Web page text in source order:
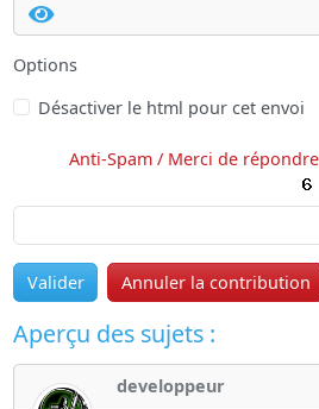
Options
Désactiver le html pour cet envoi
Anti-Spam / Merci de
Valider Annuler la contribution
Aperçu des sujets :
developpeur